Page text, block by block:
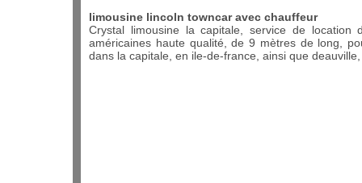
limousine lincoln towncar avec chauffeur
Crystal limousine la capitale, service de location
américaines haute qualité, de 9 mètres de long,
dans la capitale, en ile-de-france, ainsi que